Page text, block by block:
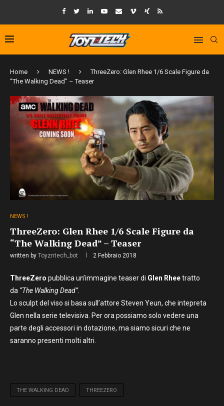
Home NEWS !
ThreeZero: Glen Rhee 1/6 Scale Figure da
“The Walking Dead” – Teaser
NEWS !
ThreeZero: Glen Rhee 1/6 Scale Figure da
“The Walking Dead” – Teaser
written by Toyzntech_bot 2 Febbraio 2018
ThreeZero pubblica un’immagine teaser di Glen Rheetratto
da “The Walking Dead”.
Lo sculpt del viso si basa sull’attore Steven Yeun, che intepreta
Glen nella serie televisiva. Per ora possiamo solo vedere una
parte degli accessori in dotazione, ma siamo sicuri che ne
saranno presenti molti altri.
THE WALKING DEAD THREEZERO